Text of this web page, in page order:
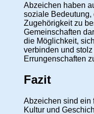
Abzeichen haben
soziale Bedeutung,
Zugehörigkeit zu
Gemeinschaften
die Möglichkeit,
verbinden und
Errungenschaften
Fazit
Abzeichen sind ein
Kultur und